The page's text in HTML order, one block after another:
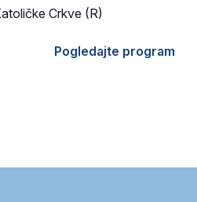
Crkve (R)
Pogledajte program